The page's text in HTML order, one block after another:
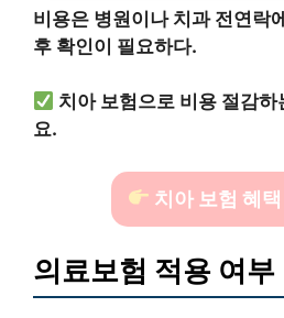
비용은 병원이나 치과 전연락
후 확인이 필요하다.
치아 보험으로 비용 절감하
요.
치아 보험 혜
의료보험 적용 여부